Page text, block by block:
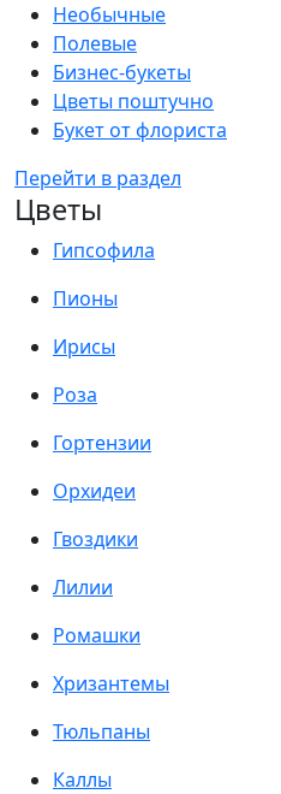
Необычные
Полевые
Бизнес-букеты
Цветы поштучно
Букет от флориста
Перейти в раздел
Цветы
Гипсофила
Пионы
Ирисы
Роза
Гортензии
Орхидеи
Гвоздики
Лилии
Ромашки
Хризантемы
Тюльпаны
Каллы